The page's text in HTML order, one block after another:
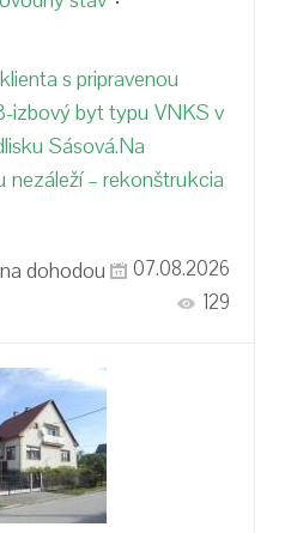
s pripravenou
izbový byt typu VNKS v
Sásová.Na
– rekonštrukcia
dohodou
07.08.2026
129